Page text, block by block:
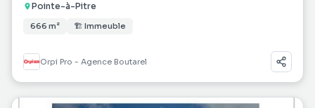
Pointe-à-Pitre
666 m² 🏗 Immeuble
Orpi Pro - Agence Boutarel